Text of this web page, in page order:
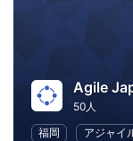
Agile
50人
福岡
アジャイ